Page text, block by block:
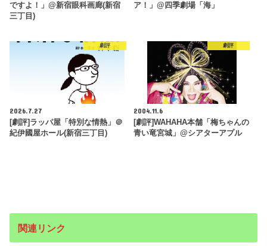
ですよ！」@新宿眼科画廊(新宿
三丁目)
ア！」@四季劇場「海」
劇評
2026.7.27
[劇評]ラッパ屋「特別な情熱」＠
紀伊國屋ホール(新宿三丁目)
劇評
2004.11.6
[劇評]WAHAHA本舗「梅ちゃんの
青い竜宮城」@シアターアプル
関連リンク